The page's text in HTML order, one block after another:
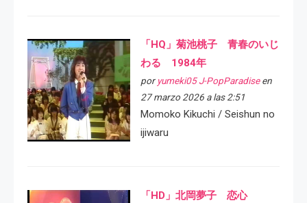
「HQ」菊池桃子 青春のいじ
わる 1984年
por yumeki05 J-PopParadiseen
27 marzo 2026 a las 2:51
Momoko Kikuchi / Seishun no
ijiwaru
「HD」北岡夢子 恋心